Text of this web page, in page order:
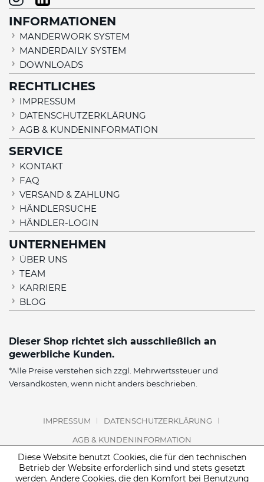
INFORMATIONEN
MANDERWORK SYSTEM
MANDERDAILY SYSTEM
DOWNLOADS
RECHTLICHES
IMPRESSUM
DATENSCHUTZERKLÄRUNG
AGB & KUNDENINFORMATION
SERVICE
KONTAKT
FAQ
VERSAND & ZAHLUNG
HÄNDLERSUCHE
HÄNDLER-LOGIN
UNTERNEHMEN
ÜBER UNS
TEAM
KARRIERE
BLOG
Dieser Shop richtet sich ausschließlich an
gewerbliche Kunden.
*Alle Preise verstehen sich zzgl. Mehrwertssteuer und
Versandkosten , wenn nicht anders beschrieben.
IMPRESSUM
DATENSCHUTZERKLÄRUNG
AGB & KUNDENINFORMATION
Diese Website benutzt Cookies, die für den technischen
Betrieb der Website erforderlich sind und stets gesetzt
werden. Andere Cookies, die den Komfort bei Benutzung